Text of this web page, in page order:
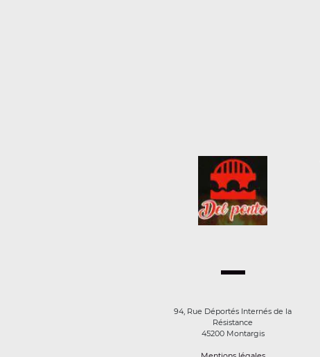
94, Rue Déportés Internés de la
Résistance
45200 Montargis